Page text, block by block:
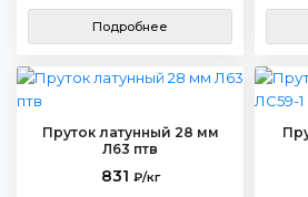
Подробнее
Пруток латунный 28 мм
Л63 птв
831 ₽/кг